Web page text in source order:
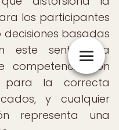
los participantes
basadas
este sentido, la
competencia son
para la correcta
y cualquier
representa una